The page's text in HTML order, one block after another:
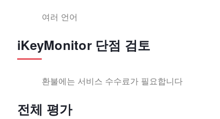
여러 언어
iKeyMonitor 단점 검토
환불에는 서비스 수수료가 필요합니다
전체 평가